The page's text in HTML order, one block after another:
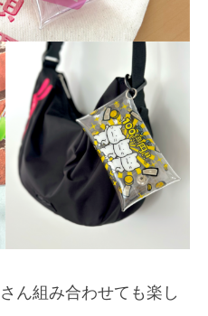
ん組み合わせても楽し